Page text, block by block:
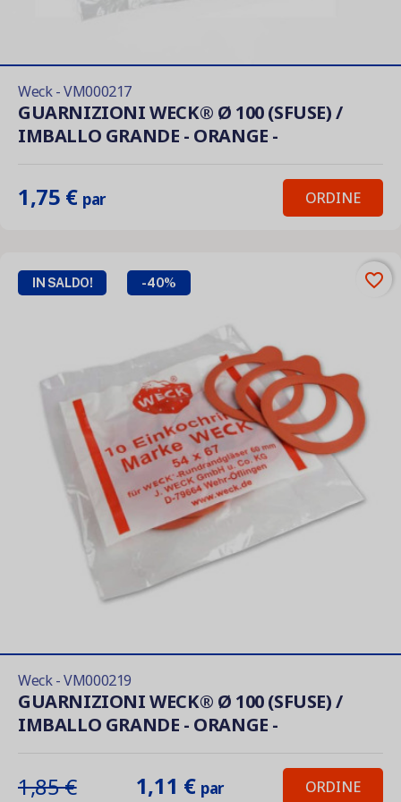
Weck - VM000217
GUARNIZIONI WECK® Ø 100 (SFUSE) /
IMBALLO GRANDE - ORANGE -
1,75 € par ORDINE
Weck - VM000219
GUARNIZIONI WECK® Ø 100 (SFUSE) /
IMBALLO GRANDE - ORANGE -
1,85 € 1,11 € par ORDINE
IN SALDO! -40% favorite_border